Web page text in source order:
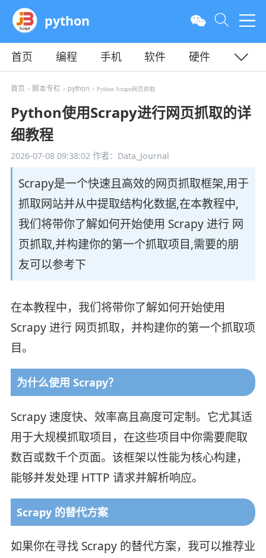
python
首页 编程 手机 软件
硬件
教程
平面 服务器
首页 > 脚本专栏> python > Python Scrapy网页抓取
Python使用Scrapy进行网页抓取的详
细教程
2026-07-08 09:38:02作者：Data_Journal
Scrapy是一个快速且高效的网页抓取框架,用于
抓取网站并从中提取结构化数据,在本教程中,
我们将带你了解如何开始使用 Scrapy 进行 网
页抓取,并构建你的第一个抓取项目,需要的朋
友可以参考下
在本教程中，我们将带你了解如何开始使用
Scrapy 进行 网页抓取，并构建你的第一个抓取项
目。
为什么使用 Scrapy？
Scrapy 速度快、效率高且高度可定制。它尤其适
用于大规模抓取项目，在这些项目中你需要爬取
数百或数千个页面。该框架以性能为核心构建，
能够并发处理 HTTP 请求并解析响应。
Scrapy 的替代方案
如果你在寻找 Scrapy 的替代方案，我可以推荐业